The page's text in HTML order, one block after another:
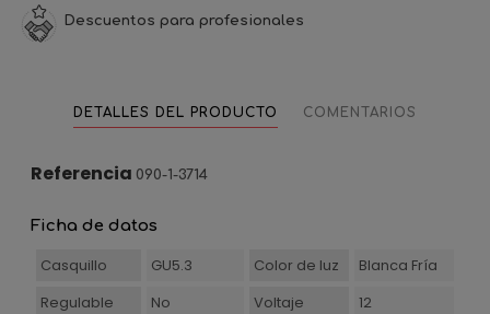
Descuentos para profesionales
DETALLES DEL PRODUCTO COMENTARIOS
Referencia 090-1-3714
Ficha de datos
Casquillo GU5.3 Color de luz
Blanca Fría
Regulable
No Voltaje
12